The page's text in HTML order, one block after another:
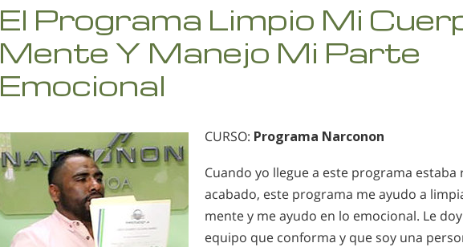
El Programa Limpio Mi
Mente Y Manejo Mi Parte
Emocional
CURSO: Programa Narconon
Cuando yo llegue a este programa estaba
acabado, este programa me ayudo a
mente y me ayudo en lo emocional. Le
equipo que conforma y que soy una